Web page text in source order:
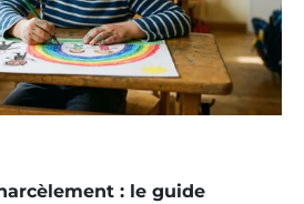
: le guide